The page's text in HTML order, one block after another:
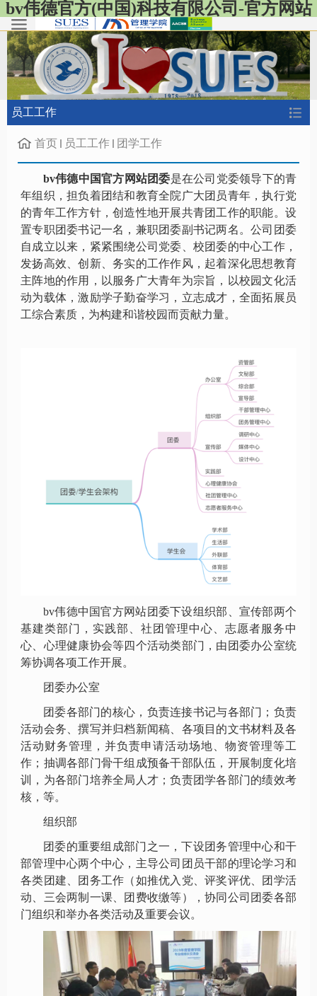
bv伟德官方(中国)科技有限公司-官方网站
员工工作
首页 员工工作 团学工作
bv伟德中国官方网站团委是在公司党委领导下的青
年组织，担负着团结和教育全院广大团员青年，执行党
的青年工作方针，创造性地开展共青团工作的职能。设
置专职团委书记一名，兼职团委副书记两名。公司团委
自成立以来，紧紧围绕公司党委、校团委的中心工作，
发扬高效、创新、务实的工作作风，起着深化思想教育
主阵地的作用，以服务广大青年为宗旨，以校园文化活
动为载体，激励学子勤奋学习，立志成才，全面拓展员
工综合素质，为构建和谐校园而贡献力量。
bv伟德中国官方网站团委下设组织部、宣传部两个
基建类部门，实践部、社团管理中心、志愿者服务中
心、心理健康协会等四个活动类部门，由团委办公室统
筹协调各项工作开展。
团委办公室
团委各部门的核心，负责连接书记与各部门；负责
活动会务、撰写并归档新闻稿、各项目的文书材料及各
活动财务管理，并负责申请活动场地、物资管理等工
作；抽调各部门骨干组成预备干部队伍，开展制度化培
训，为各部门培养全局人才；负责团学各部门的绩效考
核，等。
组织部
团委的重要组成部门之一，下设团务管理中心和干
部管理中心两个中心，主导公司团员干部的理论学习和
各类团建、团务工作（如推优入党、评奖评优、团学活
动、三会两制一课、团费收缴等），协同公司团委各部
门组织和举办各类活动及重要会议。